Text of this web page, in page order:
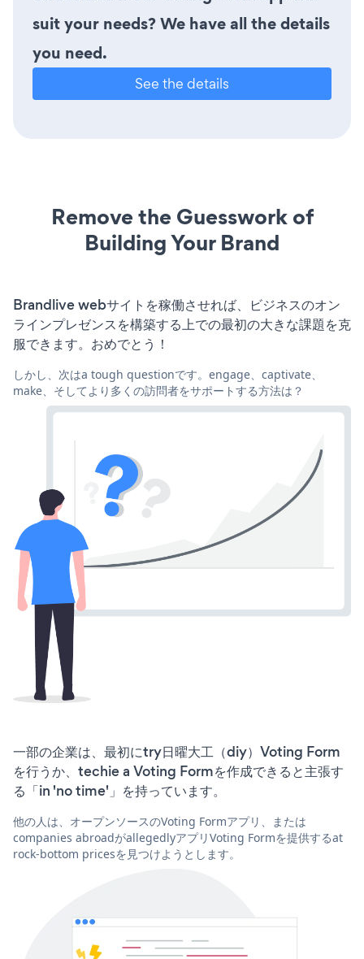
suit your needs? We have all the details
you need.
See the details
Remove the Guesswork of
Building Your Brand
Brandlive webサイトを稼働させれば、ビジネスのオン
ラインプレゼンスを構築する上での最初の大きな課題を克
服できます。おめでとう！
しかし、次はa tough questionです。engage、captivate、
make、そしてより多くの訪問者をサポートする方法は？
一部の企業は、最初にtry日曜大工（diy）Voting Form
を行うか、techie a Voting Formを作成できると主張す
る「in 'no time'」を持っています。
他の人は、オープンソースのVoting Formアプリ、または
companies abroadがallegedlyアプリVoting Formを提供するat
rock-bottom pricesを見つけようとします。